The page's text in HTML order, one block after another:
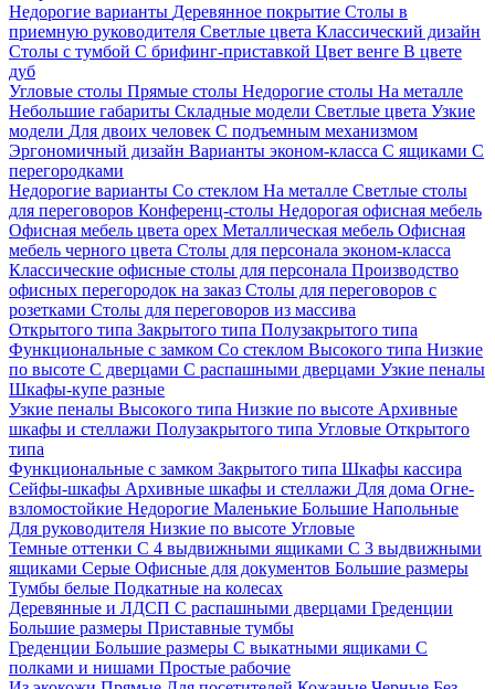
Недорогие варианты Деревянное покрытие Столы в
приемную руководителя Светлые цвета Классический дизайн
Столы с тумбой С брифинг-приставкой Цвет венге В цвете
дуб
Угловые столы Прямые столы Недорогие столы На металле
Небольшие габариты Складные модели Светлые цвета Узкие
модели Для двоих человек С подъемным механизмом
Эргономичный дизайн Варианты эконом-класса С ящиками С
перегородками
Недорогие варианты Со стеклом На металле Светлые столы
для переговоров Конференц-столы Недорогая офисная мебель
Офисная мебель цвета орех Металлическая мебель Офисная
мебель черного цвета Столы для персонала эконом-класса
Классические офисные столы для персонала Производство
офисных перегородок на заказ Столы для переговоров с
розетками Столы для переговоров из массива
Открытого типа Закрытого типа Полузакрытого типа
Функциональные с замком Со стеклом Высокого типа Низкие
по высоте С дверцами С распашными дверцами Узкие пеналы
Шкафы-купе разные
Узкие пеналы Высокого типа Низкие по высоте Архивные
шкафы и стеллажи Полузакрытого типа Угловые Открытого
типа
Функциональные с замком Закрытого типа Шкафы кассира
Сейфы-шкафы Архивные шкафы и стеллажи Для дома Огне-
взломостойкие Недорогие Маленькие Большие Напольные
Для руководителя Низкие по высоте Угловые
Темные оттенки С 4 выдвижными ящиками С 3 выдвижными
ящиками Серые Офисные для документов Большие размеры
Тумбы белые Подкатные на колесах
Деревянные и ЛДСП С распашными дверцами Греденции
Большие размеры Приставные тумбы
Греденции Большие размеры С выкатными ящиками С
полками и нишами Простые рабочие